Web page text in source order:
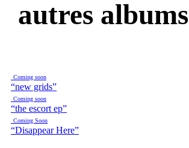
autres albums
Coming soon
“new grids”
Coming soon
“the escort ep”
Coming Soon
“Disappear Here”